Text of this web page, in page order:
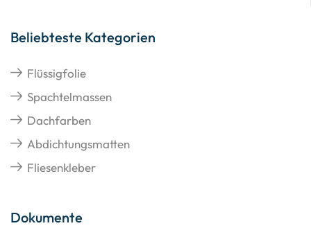
Beliebteste Kategorien
Flüssigfolie
Spachtelmassen
Dachfarben
Abdichtungsmatten
Fliesenkleber
Dokumente